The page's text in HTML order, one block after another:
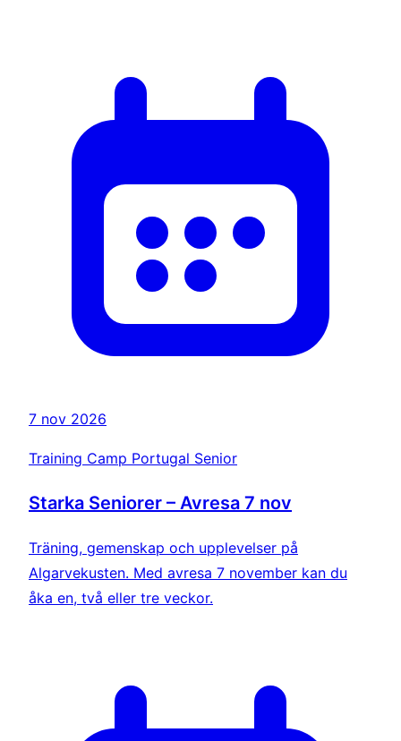
7 nov 2026
Training Camp Portugal Senior
Starka Seniorer – Avresa 7 nov
Träning, gemenskap och upplevelser på
Algarvekusten. Med avresa 7 november kan du
åka en, två eller tre veckor.